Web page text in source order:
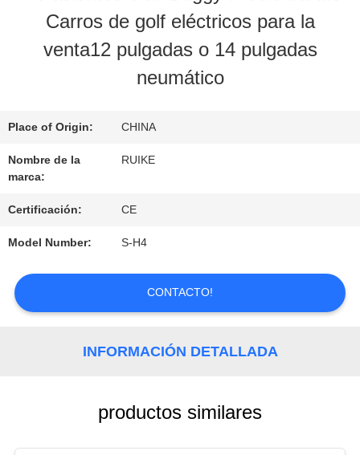
NOSOTROS
RECORRIDO
LA
FÁBRICA
CALIDAD
CONTACTA
NOSOTROS
Carros de golf eléctricos para la
venta12 pulgadas o 14 pulgadas
neumático
Place of Origin: CHINA
Nombre de la
marca:
RUIKE
Certificación: CE
Model Number: S-H4
CONTACTO!
INFORMACIÓN DETALLADA
productos similares